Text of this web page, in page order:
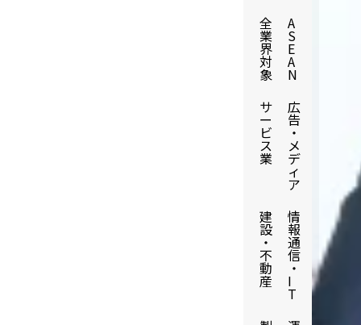
全
業
界
対
象
A
S
E
A
N
サ
ー
ビ
ス
業
広
告
・
メ
デ
ィ
ア
建
設
・
不
動
産
情
報
通
信
・
I
T